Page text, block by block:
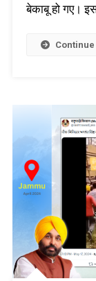
बेकाबू हो गए।